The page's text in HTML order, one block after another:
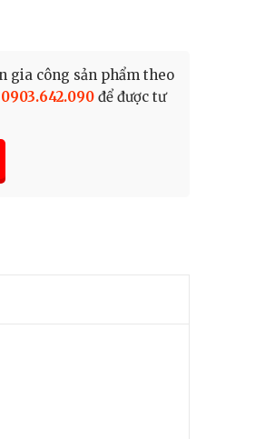
gia công sản phẩm theo
0903.642.090 để được tư